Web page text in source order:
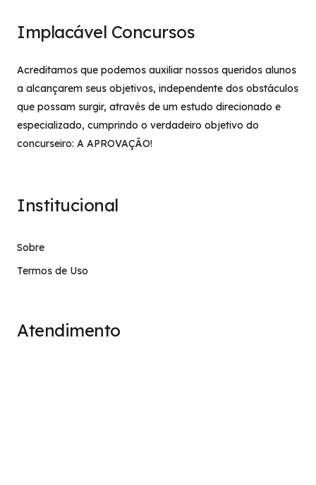
Implacável Concursos
Acreditamos que podemos auxiliar nossos queridos alunos
a alcançarem seus objetivos, independente dos obstáculos
que possam surgir, através de um estudo direcionado e
especializado, cumprindo o verdadeiro objetivo do
concurseiro: A APROVAÇÃO!
Institucional
Sobre
Termos de Uso
Atendimento